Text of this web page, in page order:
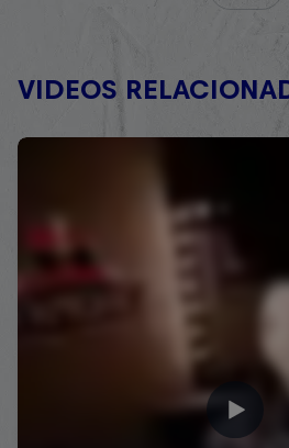
VIDEOS